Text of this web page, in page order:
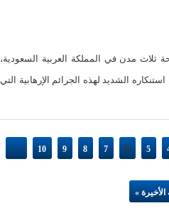
ثلاث مدن في المملكة العربية السعودية،
الشديد لهذه الجرائم الإرهابية التي
5
6
7
8
9
10
…
»